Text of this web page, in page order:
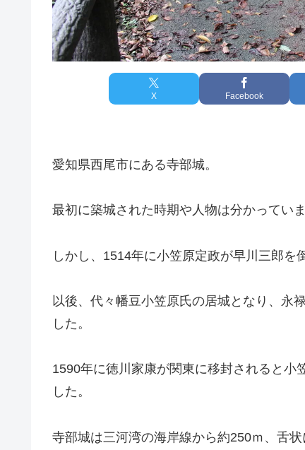
X Facebook
愛知県西尾市にある寺部城。
最初に築城された時期や人物は分かっていま
しかし、1514年に小笠原定政が早川三郎を
以後、代々幡豆小笠原氏の居城となり、永
した。
1590年に徳川家康が関東に移封されると小
した。
寺部城は三河湾の海岸線から約250ｍ、舌